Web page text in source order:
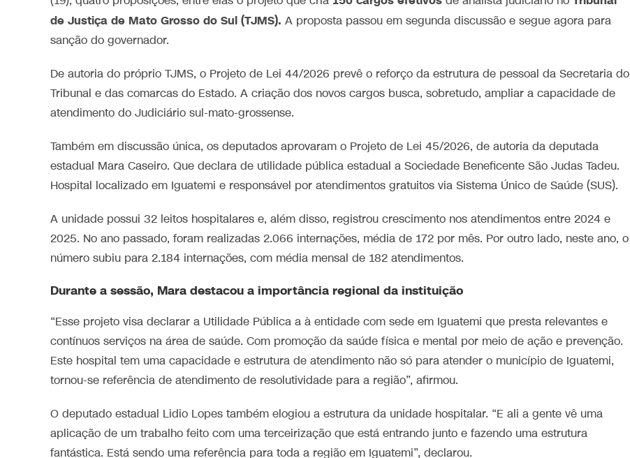
de Justiça de Mato Grosso do Sul (TJMS). A proposta passou em segunda discussão e segue agora para
sanção do governador.
De autoria do próprio TJMS, o Projeto de Lei 44/2026 prevê o reforço da estrutura de pessoal da Secretaria do
Tribunal e das comarcas do Estado. A criação dos novos cargos busca, sobretudo, ampliar a capacidade de
atendimento do Judiciário sul-mato-grossense.
Também em discussão única, os deputados aprovaram o Projeto de Lei 45/2026, de autoria da deputada
estadual Mara Caseiro. Que declara de utilidade pública estadual a Sociedade Beneficente São Judas Tadeu.
Hospital localizado em Iguatemi e responsável por atendimentos gratuitos via Sistema Único de Saúde (SUS).
A unidade possui 32 leitos hospitalares e, além disso, registrou crescimento nos atendimentos entre 2024 e
2025. No ano passado, foram realizadas 2.066 internações, média de 172 por mês. Por outro lado, neste ano, o
número subiu para 2.184 internações, com média mensal de 182 atendimentos.
Durante a sessão, Mara destacou a importância regional da instituição
“Esse projeto visa declarar a Utilidade Pública a à entidade com sede em Iguatemi que presta relevantes e
contínuos serviços na área de saúde. Com promoção da saúde física e mental por meio de ação e prevenção.
Este hospital tem uma capacidade e estrutura de atendimento não só para atender o município de Iguatemi,
tornou-se referência de atendimento de resolutividade para a região”, afirmou.
O deputado estadual Lidio Lopes também elogiou a estrutura da unidade hospitalar. “E ali a gente vê uma
aplicação de um trabalho feito com uma terceirização que está entrando junto e fazendo uma estrutura
fantástica. Está sendo uma referência para toda a região em Iguatemi”, declarou.